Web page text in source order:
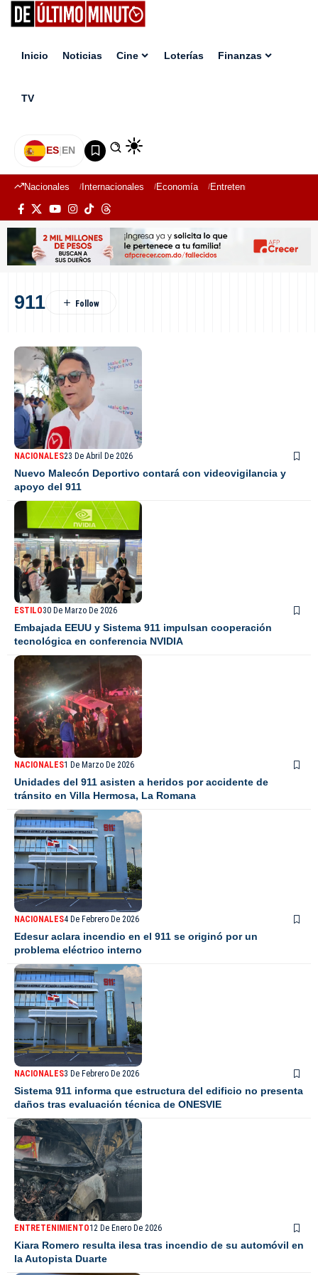
Inicio Noticias Cine Loterías Finanzas
TV
ES|EN
Nacionales Internacionales Economía Entretenimiento
911
NACIONALES23 De Abril De 2026
Nuevo Malecón Deportivo contará con videovigilancia y
apoyo del 911
ESTILO30 De Marzo De 2026
Embajada EEUU y Sistema 911 impulsan cooperación
tecnológica en conferencia NVIDIA
NACIONALES1 De Marzo De 2026
Unidades del 911 asisten a heridos por accidente de
tránsito en Villa Hermosa, La Romana
NACIONALES4 De Febrero De 2026
Edesur aclara incendio en el 911 se originó por un
problema eléctrico interno
NACIONALES3 De Febrero De 2026
Sistema 911 informa que estructura del edificio no presenta
daños tras evaluación técnica de ONESVIE
ENTRETENIMIENTO12 De Enero De 2026
Kiara Romero resulta ilesa tras incendio de su automóvil en
la Autopista Duarte